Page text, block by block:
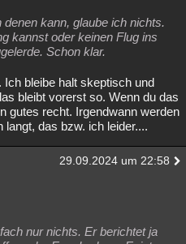
kann, glaube ich nichts.
kannst oder keinen Flug ins
Schon klar.
bleibe halt skeptisch und
bleibt vorerst so. Wenn du das
gutes recht. Irgendwann werden
das bzw. ich leider....
29.09.2024 um 22:58
nur nichts. Er berichtet ja